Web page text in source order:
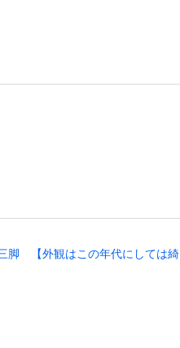
脚 【外観はこの年代にしては綺